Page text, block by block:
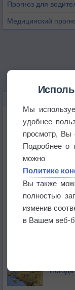
Прогноз для
Медицинский
В
Погода
Мы
удобнее
просмотр, Вы
Подробнее о
Политике
Вы также
полностью
изменив
в Вашем веб-